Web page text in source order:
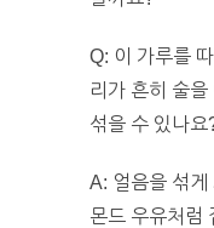
Q: 이 가루를
리가 흔히 술
섞을 수 있나요
A: 얼음을 섞
몬드 우유처럼